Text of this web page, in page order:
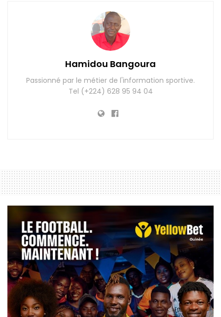
Hamidou Bangoura
Passionné par le métier de l'information sportive.
Tel (+224) 628 95 94 04